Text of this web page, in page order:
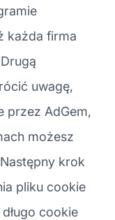
każda firma
uwagę,
przez AdGem,
możesz
krok
pliku cookie
cookie